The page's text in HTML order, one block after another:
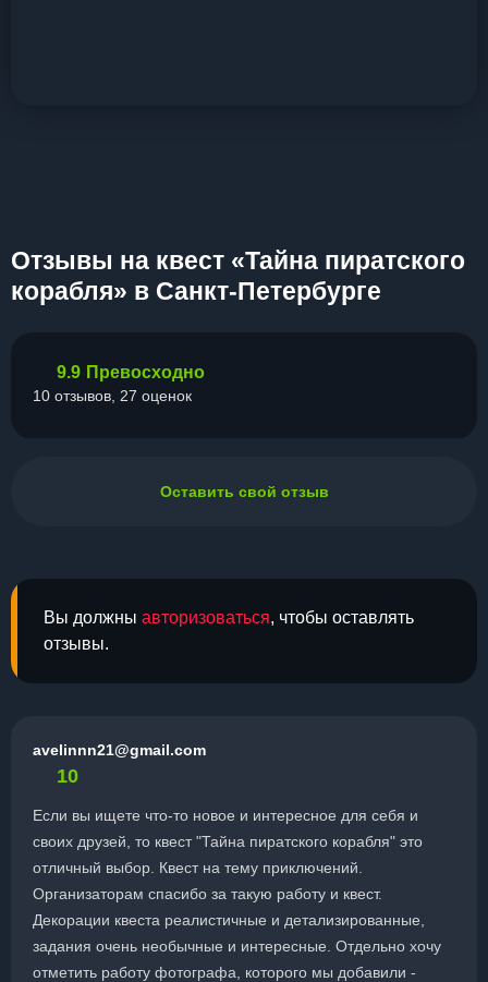
Отзывы на квест «Тайна пиратского
корабля» в Санкт-Петербурге
Вы должны авторизоваться, чтобы оставлять
отзывы.
avelinnn21@gmail.com
10
Если вы ищете что-то новое и интересное для себя и
своих друзей, то квест "Тайна пиратского корабля" это
отличный выбор. Квест на тему приключений.
Организаторам спасибо за такую работу и квест.
Декорации квеста реалистичные и детализированные,
задания очень необычные и интересные. Отдельно хочу
отметить работу фотографа, которого мы добавили -
9.9 Превосходно
10 отзывов, 27 оценок
Оставить свой отзыв